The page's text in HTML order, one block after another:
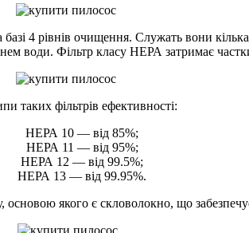
4 рівнів очищення. Служать вони
води. Фільтр класу НЕРА затримає
таких фільтрів ефективності:
НЕРА 10 — від 85%;
НЕРА 11 — від 95%;
НЕРА 12 — від 99.5%;
НЕРА 13 — від 99.95%.
якого є скловолокно, що